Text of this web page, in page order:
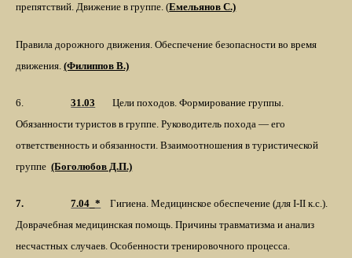
препятствий. Движение в группе. (Емельянов С.)
Правила дорожного движения. Обеспечение безопасности во время
движения.(Филиппов В.)
6. 31.03
Цели походов. Формирование группы.
Обязанности туристов в группе. Руководитель похода — его
ответственность и обязанности. Взаимоотношения в туристической
группе (Боголюбов Д.П.)
7. 7.04_* Гигиена. Медицинское обеспечение (для I-II к.с.).
Доврачебная медицинская помощь. Причины травматизма и анализ
несчастных случаев. Особенности тренировочного процесса.